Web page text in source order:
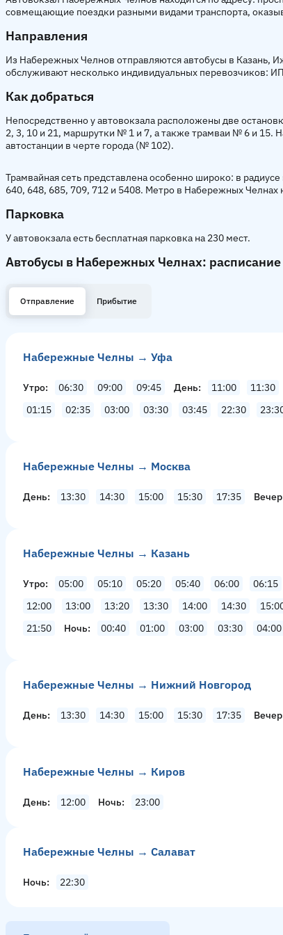
совмещающие поездки разными видами транспорта,
Направления
Из Набережных Челнов отправляются автобусы в
обслуживают несколько индивидуальных перевозчиков:
Как добраться
Непосредственно у автовокзала расположены две
2, 3, 10 и 21, маршрутки № 1 и 7, а также трамваи № 6 и 15.
автостанции в черте города (№ 102).
Трамвайная сеть представлена особенно широко: в
640, 648, 685, 709, 712 и 5408. Метро в Набережных Челнах
Парковка
У автовокзала есть бесплатная парковка на 230 мест.
Автобусы в Набережных Челнах: расписание
Отправление Прибытие
Набережные Челны → Уфа
Утро 06:30 09:00 09:45 День 11:00 11:30
01:15
02:35 03:00 03:30 03:45 22:30
Набережные Челны → Москва
День 13:30 14:30 15:00 15:30 17:35 Вечер
Набережные Челны → Казань
Утро 05:00 05:10 05:20 05:40 06:00 06:15
12:00
13:00 13:20 13:30 14:00 14:30
21:50
Ночь 00:40 01:00 03:00 03:30 04:00
Набережные Челны → Нижний Новгород
День 13:30 14:30 15:00 15:30 17:35 Вечер
Набережные Челны → Киров
День 12:00 Ночь 23:00
Набережные Челны → Салават
Ночь 22:30